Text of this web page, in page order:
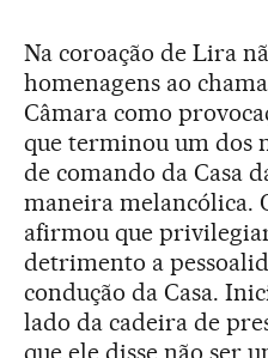
Na coroação de Lira
homenagens ao
Câmara como
que terminou um dos
de comando da Casa
maneira melancólica.
afirmou que
detrimento a
condução da Casa.
lado da cadeira de
que ele disse não ser